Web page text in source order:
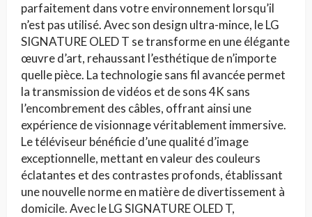
parfaitement dans votre environnement lorsqu’il
n’est pas utilisé. Avec son design ultra-mince, le LG
SIGNATURE OLED T se transforme en une élégante
œuvre d’art, rehaussant l’esthétique de n’importe
quelle pièce. La technologie sans fil avancée permet
la transmission de vidéos et de sons 4K sans
l’encombrement des câbles, offrant ainsi une
expérience de visionnage véritablement immersive.
Le téléviseur bénéficie d’une qualité d’image
exceptionnelle, mettant en valeur des couleurs
éclatantes et des contrastes profonds, établissant
une nouvelle norme en matière de divertissement à
domicile. Avec le LG SIGNATURE OLED T,